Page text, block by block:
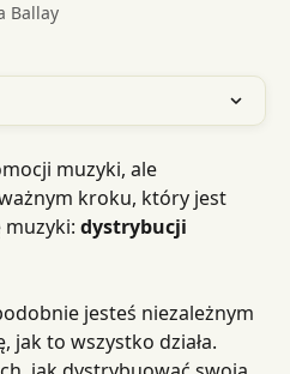
Ballay
muzyki, ale
kroku, który jest
dystrybucji
jak to wszystko działa.